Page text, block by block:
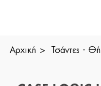
Αρχική Τσάντες -